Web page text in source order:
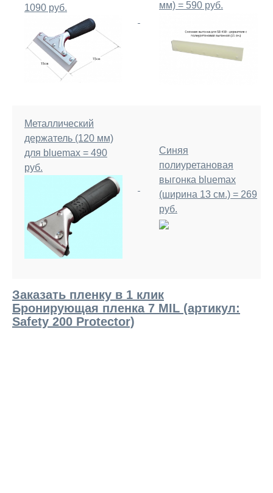
1090 руб. мм) = 590 руб.
Металлический
держатель (120 мм)
для bluemax = 490
руб.
Синяя
полиуретановая
выгонка bluemax
(ширина 13 см.) = 269
руб.
Заказать пленку в 1 клик
Бронирующая пленка 7 MIL (артикул:
Safety 200 Protector)